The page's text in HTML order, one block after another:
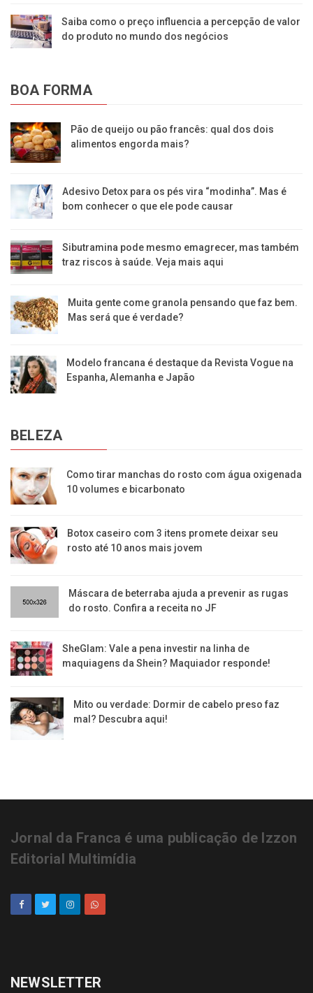
Saiba como o preço influencia a percepção de valor
do produto no mundo dos negócios
BOA FORMA
Pão de queijo ou pão francês: qual dos dois
alimentos engorda mais?
Adesivo Detox para os pés vira “modinha”. Mas é
bom conhecer o que ele pode causar
Sibutramina pode mesmo emagrecer, mas também
traz riscos à saúde. Veja mais aqui
Muita gente come granola pensando que faz bem.
Mas será que é verdade?
Modelo francana é destaque da Revista Vogue na
Espanha, Alemanha e Japão
BELEZA
Como tirar manchas do rosto com água oxigenada
10 volumes e bicarbonato
Botox caseiro com 3 itens promete deixar seu
rosto até 10 anos mais jovem
Máscara de beterraba ajuda a prevenir as rugas
do rosto. Confira a receita no JF
SheGlam: Vale a pena investir na linha de
maquiagens da Shein? Maquiador responde!
Mito ou verdade: Dormir de cabelo preso faz
mal? Descubra aqui!
Jornal da Franca é uma publicação de Izzon
Editorial Multimídia
NEWSLETTER